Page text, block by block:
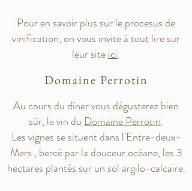
Pour en savoir plus sur le procesus de
vinification, on vous invite à tout lire sur
leur siteici.
Domaine Perrotin
Au cours du dîner vous dégusterez bien
sûr, le vin du Domaine Perrotin.
Les vignes se situent dans l'Entre-deux-
Mers , bercé par la douceur océane, les 3
hectares plantés sur un sol argilo-calcaire.